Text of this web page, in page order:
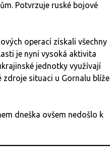
Potvrzuje ruské bojové
operací získali všechny
je nyní vysoká aktivita
jednotky využívají
situaci u Gornalu blíže
dneška ovšem nedošlo k